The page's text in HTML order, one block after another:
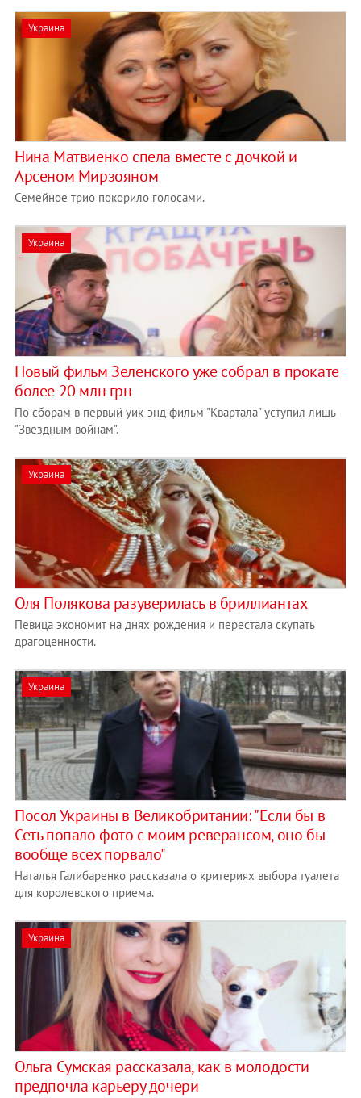
Украина
Нина Матвиенко спела вместе с дочкой и
Арсеном Мирзояном
Семейное трио покорило голосами.
Украина
Новый фильм Зеленского уже собрал в прокате
более 20 млн грн
По сборам в первый уик-энд фильм "Квартала" уступил лишь
"Звездным войнам".
Украина
Оля Полякова разуверилась в бриллиантах
Певица экономит на днях рождения и перестала скупать
драгоценности.
Украина
Посол Украины в Великобритании: "Если бы в
Сеть попало фото с моим реверансом, оно бы
вообще всех порвало"
Наталья Галибаренко рассказала о критериях выбора туалета
для королевского приема.
Украина
Ольга Сумская рассказала, как в молодости
предпочла карьеру дочери